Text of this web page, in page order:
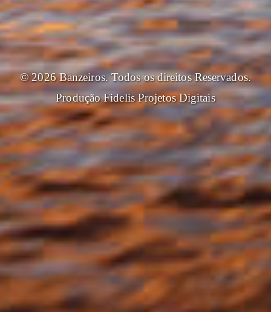
© 2026 Banzeiros. Todos os direitos Reservados.
ProduçãoFidelis Projetos Digitais